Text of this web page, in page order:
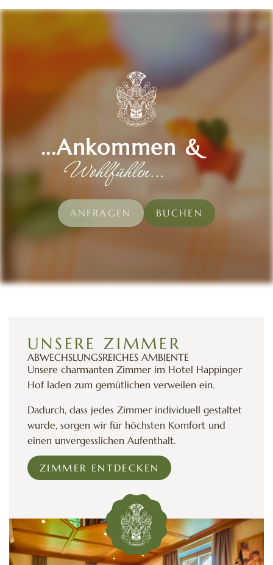
...Ankommen &
Wohlfühlen...
ANFRAGEN BUCHEN
UNSERE ZIMMER
ABWECHSLUNGSREICHES AMBIENTE
Unsere charmanten Zimmer im Hotel Happinger
Hof laden zum gemütlichen verweilen ein.
Dadurch, dass jedes Zimmer individuell gestaltet
wurde, sorgen wir für höchsten Komfort und
einen unvergesslichen Aufenthalt.
ZIMMER ENTDECKEN